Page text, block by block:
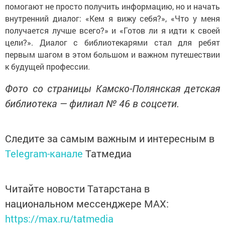
помогают не просто получить информацию, но и начать
внутренний диалог: «Кем я вижу себя?», «Что у меня
получается лучше всего?» и «Готов ли я идти к своей
цели?». Диалог с библиотекарями стал для ребят
первым шагом в этом большом и важном путешествии
к будущей профессии.
Фото со страницы Камско-Полянская детская
библиотека — филиал № 46 в соцсети.
Следите за самым важным и интересным в
Telegram-канале Татмедиа
Читайте новости Татарстана в
национальном мессенджере MАХ:
https://max.ru/tatmedia